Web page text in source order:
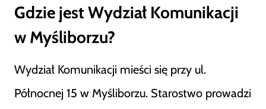
Gdzie jest Wydział Komunikacji
w Myśliborzu?
Wydział Komunikacji mieści się przy ul.
Północnej 15 w Myśliborzu. Starostwo prowadzi